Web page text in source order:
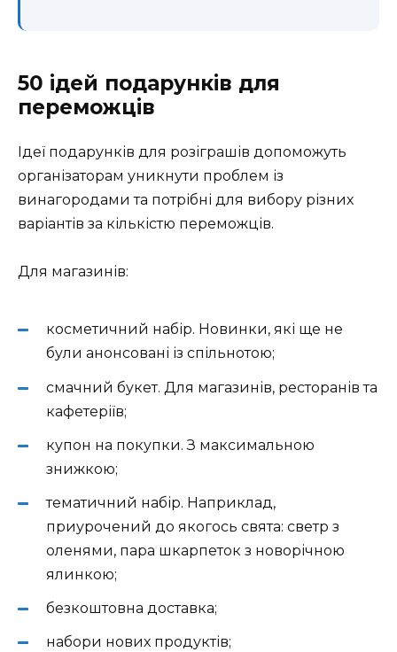
50 ідей подарунків для
переможців
Ідеї подарунків для розіграшів допоможуть
організаторам уникнути проблем із
винагородами та потрібні для вибору різних
варіантів за кількістю переможців.
Для магазинів:
косметичний набір. Новинки, які ще не
були анонсовані із спільнотою;
смачний букет. Для магазинів, ресторанів та
кафетеріїв;
купон на покупки. З максимальною
знижкою;
тематичний набір. Наприклад,
приурочений до якогось свята: светр з
оленями, пара шкарпеток з новорічною
ялинкою;
безкоштовна доставка;
набори нових продуктів;